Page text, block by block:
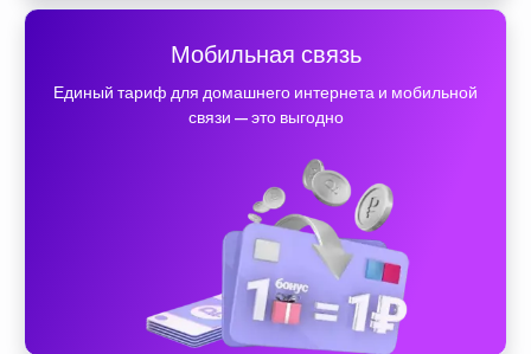
Мобильная связь
Единый тариф для домашнего интернета и мобильной
связи — это выгодно